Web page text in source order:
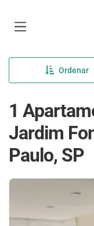
Ordenar
1
Jardim
Paulo, SP